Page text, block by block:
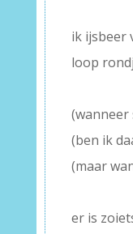
ik ijsbeer
loop
(ben ik
(maar
er is